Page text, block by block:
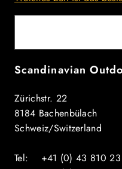
Scandinavian
Zürichstr. 22
8184 Bachenbülach
Schweiz/Switzerland
Tel: +41 (0) 43 810